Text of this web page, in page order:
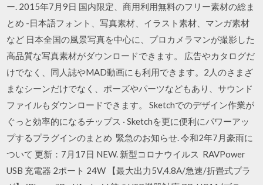
ー. 2015年7月9日 国内限定、商用利用無料のフリー素材の総ま
とめ -日本語フォント、写真素材、イラスト素材、マンガ素材
など 日本全国の風景写真を中心に、プロカメラマンが撮影した
高品質な写真素材がダウンロードできます。 広告やカタログだ
けでなく、同人誌やMAD動画にも利用できます。2人のさまざ
まなシーンだけでなく、ポーズやパーツなどもあり、サウンド
ファイルもダウンロードできます。 Sketchでのデザイン作業が
ぐっと効率的になるチップス · Sketchを更に便利にパワーアッ
プするプラグインのまとめ 緊急のお知らせ. 令和2年7月豪雨に
ついて 更新：7月17日 NEW. 新型コロナウイルス RAVPower
USB 充電器 2ポート 24W 【最大出力5V,4.8A/急速/折畳式プラ